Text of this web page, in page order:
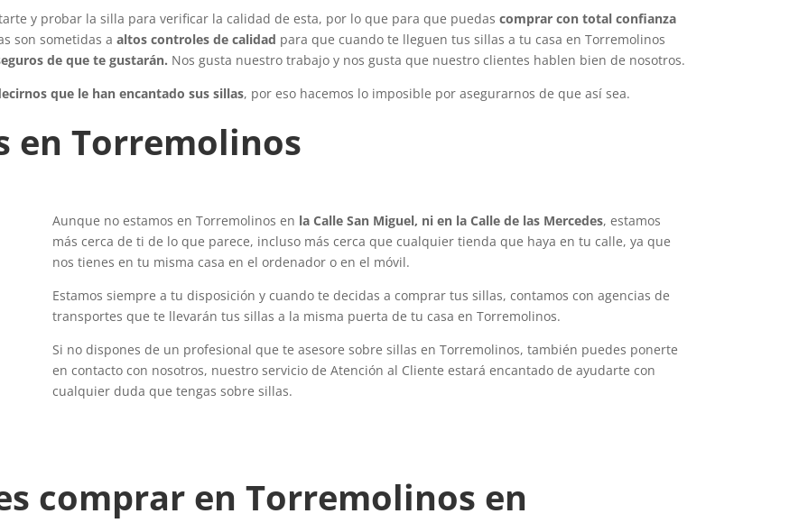
y probar la silla para verificar la calidad de esta, por lo que para que puedascomprar con total confianza
son sometidas aaltos controles de calidad para que cuando te lleguen tus sillas a tu casa en Torremolinos
de que te gustarán. Nos gusta nuestro trabajo y nos gusta que nuestro clientes hablen bien de nosotros.
que le han encantado sus sillas, por eso hacemos lo imposible por asegurarnos de que así sea.
en Torremolinos
Aunque no estamos en Torremolinos en la Calle San Miguel, ni en la Calle de las Mercedes, estamos
más cerca de ti de lo que parece, incluso más cerca que cualquier tienda que haya en tu calle, ya que
nos tienes en tu misma casa en el ordenador o en el móvil.
Estamos siempre a tu disposición y cuando te decidas a comprar tus sillas, contamos con agencias de
transportes que te llevarán tus sillas a la misma puerta de tu casa en Torremolinos.
Si no dispones de un profesional que te asesore sobre sillas en Torremolinos, también puedes ponerte
en contacto con nosotros, nuestro servicio de Atención al Cliente estará encantado de ayudarte con
cualquier duda que tengas sobre sillas.
comprar en Torremolinos en